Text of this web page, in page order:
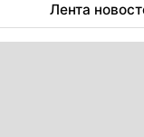
Лента